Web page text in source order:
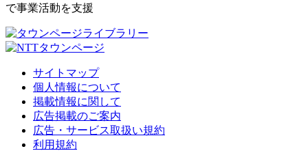
で事業活動を支援
サイトマップ
個人情報について
掲載情報に関して
広告掲載のご案内
広告・サービス取扱い規約
利用規約